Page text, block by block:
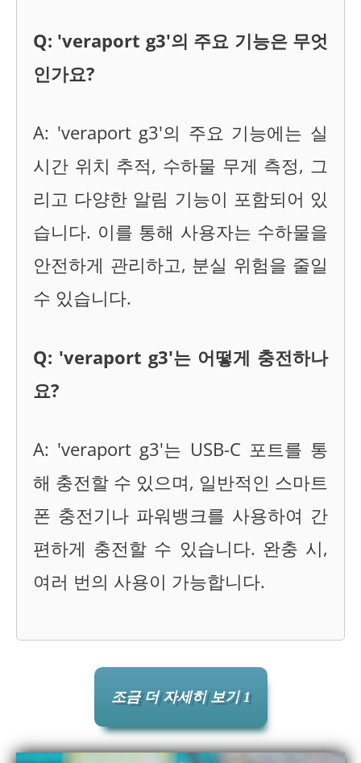
Q: 'veraport g3'의 주요 기능은 무엇
인가요?
A: 'veraport g3'의 주요 기능에는 실
시간 위치 추적, 수하물 무게 측정, 그
리고 다양한 알림 기능이 포함되어 있
습니다. 이를 통해 사용자는 수하물을
안전하게 관리하고, 분실 위험을 줄일
수 있습니다.
Q: 'veraport g3'는 어떻게 충전하나
요?
A: 'veraport g3'는 USB-C 포트를 통
해 충전할 수 있으며, 일반적인 스마트
폰 충전기나 파워뱅크를 사용하여 간
편하게 충전할 수 있습니다. 완충 시,
여러 번의 사용이 가능합니다.
조금 더 자세히 보기 1